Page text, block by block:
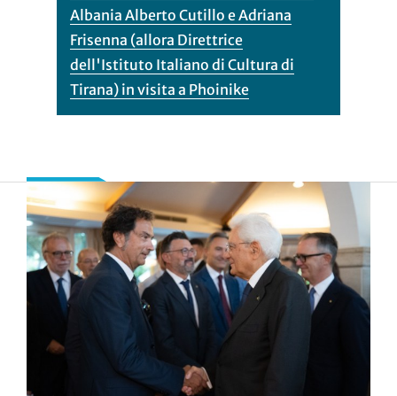
Albania Alberto Cutillo e Adriana
Frisenna (allora Direttrice
dell'Istituto Italiano di Cultura di
Tirana) in visita a Phoinike